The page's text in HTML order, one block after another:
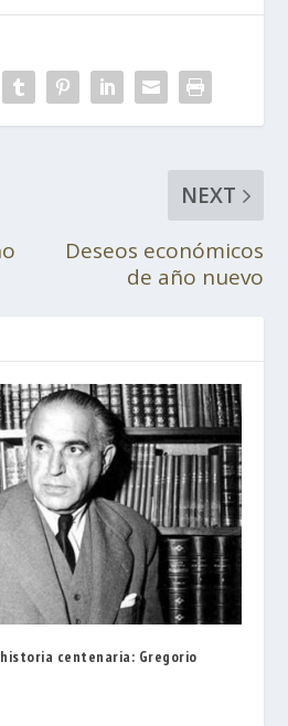
NEXT
Deseos económicos
de año nuevo
centenaria: Gregorio